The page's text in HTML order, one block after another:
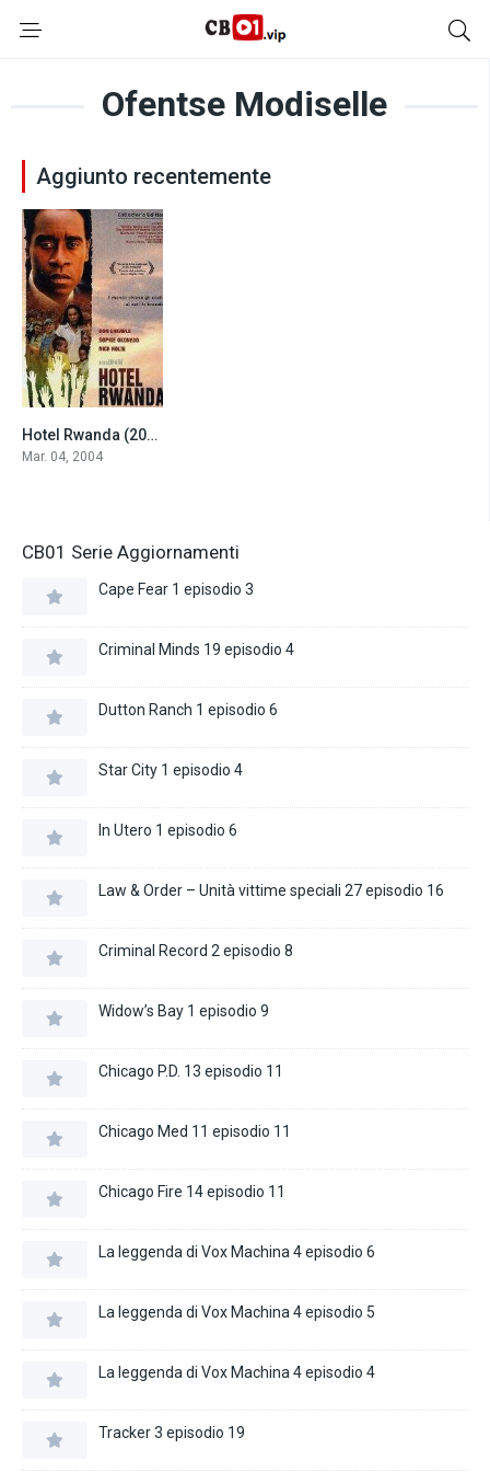
Ofentse Modiselle
Aggiunto recentemente
8.1Hotel Rwanda (2004)
Mar. 04, 2004
CB01 Serie Aggiornamenti
Cape Fear 1 episodio 3
Criminal Minds 19 episodio 4
Dutton Ranch 1 episodio 6
Star City 1 episodio 4
In Utero 1 episodio 6
Law & Order – Unità vittime speciali 27 episodio 16
Criminal Record 2 episodio 8
Widow’s Bay 1 episodio 9
Chicago P.D. 13 episodio 11
Chicago Med 11 episodio 11
Chicago Fire 14 episodio 11
La leggenda di Vox Machina 4 episodio 6
La leggenda di Vox Machina 4 episodio 5
La leggenda di Vox Machina 4 episodio 4
Tracker 3 episodio 19